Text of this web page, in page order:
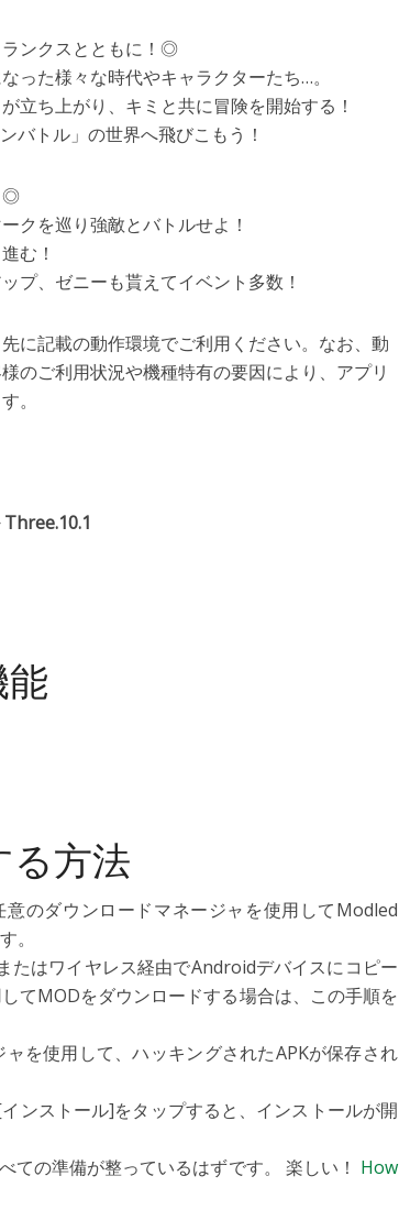
ンクスとともに！◎
った様々な時代やキャラクターたち…。
立ち上がり、キミと共に冒険を開始する！
バトル」の世界へ飛びこもう！
◎
クを巡り強敵とバトルせよ！
む！
プ、ゼニーも貰えてイベント多数！
に記載の動作環境でご利用ください。なお、動
のご利用状況や機種特有の要因により、アプリ
。
る方法
のダウンロードマネージャを使用してModled
。
たはワイヤレス経由でAndroidデバイスにコピー
てMODをダウンロードする場合は、この手順を
を使用して、ハッキングされたAPKが保存され
ンストール]をタップすると、インストールが開
ての準備が整っているはずです。 楽しい！ How